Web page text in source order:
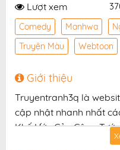
Lượt xem
Comedy Manhwa
Truyện Màu
Webtoon
Giới thiệu
Truyentranh3q là
cập nhật nhanh nhất
Khế Ước Của Công
nét, bản dịch chuẩn và